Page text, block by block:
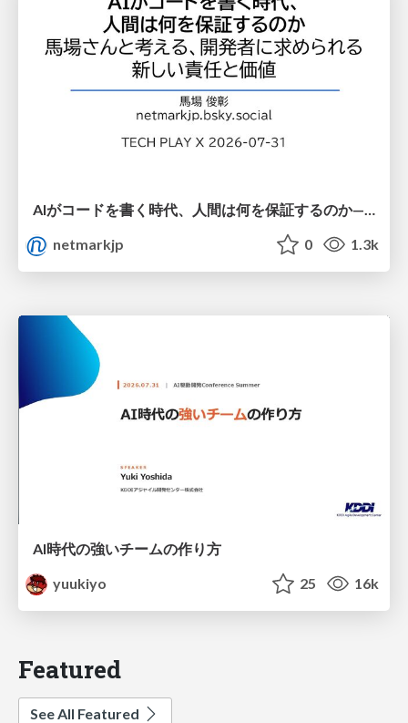
netmarkjp
0 1.3k
AI時代の強いチームの作り方
yuukiyo
25 16k
Featured
See All Featured